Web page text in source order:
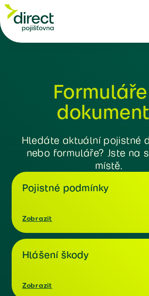
Hledáte aktuální pojistné
nebo formuláře? Jste na
místě.
Pojistné podmínky
Zobrazit
Hlášení škody
Zobrazit